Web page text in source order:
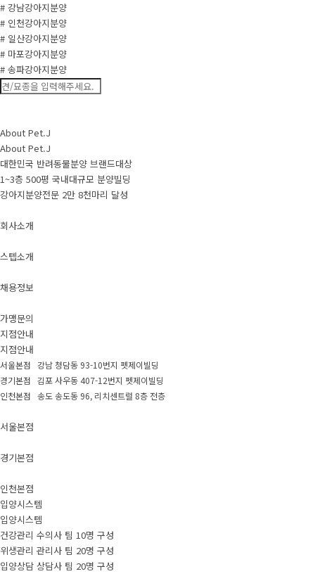
# 강남강아지분양
# 인천강아지분양
# 일산강아지분양
# 마포강아지분양
# 송파강아지분양
About Pet.J
About Pet.J
대한민국 반려동물분양 브랜드대상
1~3층 500평 국내대규모 분양빌딩
강아지분양전문 2만 8천마리 달성
회사소개
스텝소개
채용정보
가맹문의
지점안내
지점안내
서울본점 강남 청담동 93-10번지 펫제이빌딩
경기본점 김포 사우동 407-12번지 펫제이빌딩
인천본점 송도 송도동 96, 리치센트럴 8층 전층
서울본점
경기본점
인천본점
입양시스템
입양시스템
건강관리 수의사 팀 10명 구성
위생관리 관리사 팀 20명 구성
입양상담 상담사 팀 20명 구성